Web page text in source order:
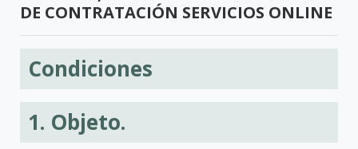
DE CONTRATACIÓN SERVICIOS ONLINE
Condiciones
1. Objeto.